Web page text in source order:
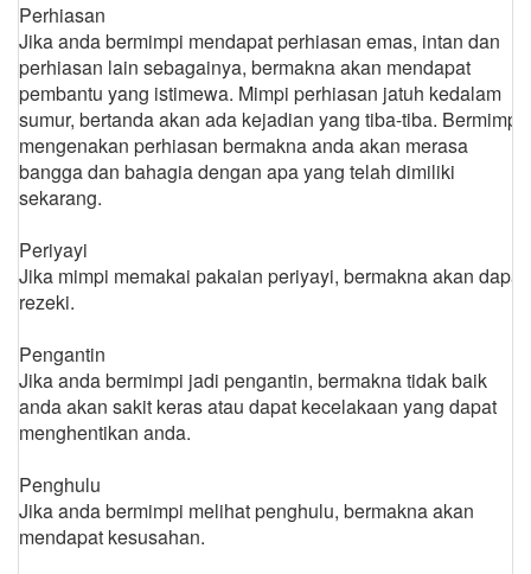
Perhiasan
Jika anda bermimpi mendapat perhiasan emas, intan dan
perhiasan lain sebagainya, bermakna akan mendapat
pembantu yang istimewa. Mimpi perhiasan jatuh kedalam
sumur, bertanda akan ada kejadian yang tiba-tiba. Bermimpi
mengenakan perhiasan bermakna anda akan merasa
bangga dan bahagia dengan apa yang telah dimiliki
sekarang.
Periyayi
Jika mimpi memakai pakaian periyayi, bermakna akan dapat
rezeki.
Pengantin
Jika anda bermimpi jadi pengantin, bermakna tidak baik
anda akan sakit keras atau dapat kecelakaan yang dapat
menghentikan anda.
Penghulu
Jika anda bermimpi melihat penghulu, bermakna akan
mendapat kesusahan.